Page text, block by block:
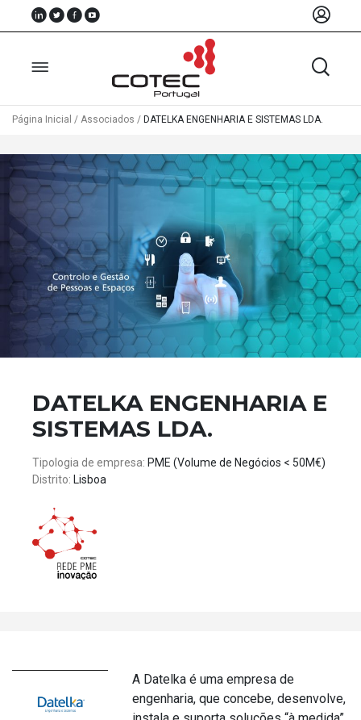
Sobre
Nós
Associados
Recursos
Notícias
Eventos
Projectos
Página Inicial / Associados / DATELKA ENGENHARIA E SISTEMAS LDA.
DATELKA ENGENHARIA E
SISTEMAS LDA.
Tipologia de empresa: PME (Volume de Negócios < 50M€)
Distrito: Lisboa
A Datelka é uma empresa de
engenharia, que concebe, desenvolve,